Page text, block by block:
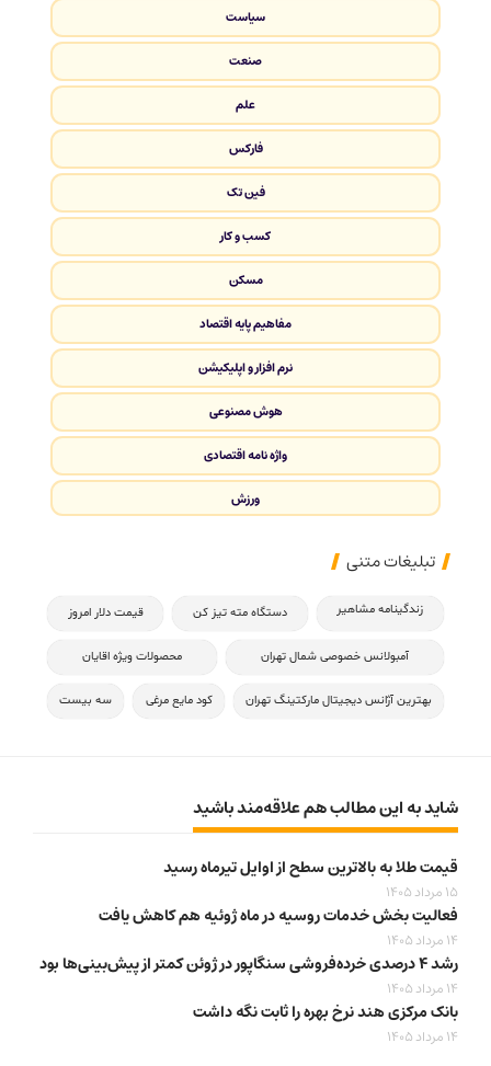
سیاست
صنعت
علم
فارکس
فین تک
کسب و کار
مسکن
مفاهیم پایه اقتصاد
نرم افزار و اپلیکیشن
هوش مصنوعی
واژه نامه اقتصادی
ورزش
تبلیغات متنی
زندگینامه مشاهیر دستگاه مته تیز کن قیمت دلار امروز
آمبولانس خصوصی شمال تهران محصولات ویژه اقایان
بهترین آژانس دیجیتال مارکتینگ تهران کود مایع مرغی سه بیست
شاید به این مطالب هم علاقه‌مند باشید
قیمت طلا به بالاترین سطح از اوایل تیرماه رسید
15 مرداد 1405
فعالیت بخش خدمات روسیه در ماه ژوئیه هم کاهش یافت
14 مرداد 1405
رشد ۴ درصدی خرده‌فروشی سنگاپور در ژوئن کمتر از پیش‌بینی‌ها بود
14 مرداد 1405
بانک مرکزی هند نرخ بهره را ثابت نگه داشت
14 مرداد 1405